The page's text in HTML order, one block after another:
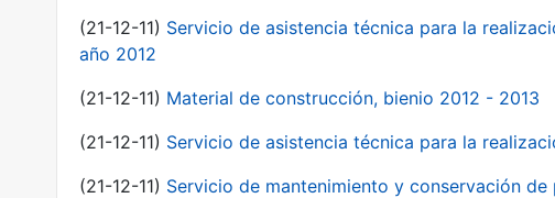
(21-12-11) Servicio de asistencia técnica para la
año 2012
(21-12-11) Material de construcción, bienio 2012 - 2013
(21-12-11) Servicio de asistencia técnica para la
(21-12-11) Servicio de mantenimiento y conservación